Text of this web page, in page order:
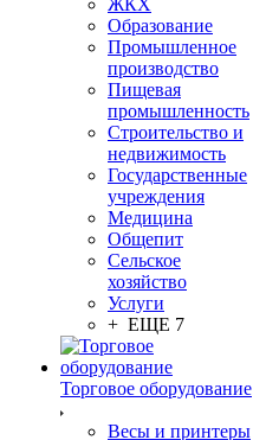
ЖКХ
Образование
Промышленное
производство
Пищевая
промышленность
Строительство и
недвижимость
Государственные
учреждения
Медицина
Общепит
Сельское
хозяйство
Услуги
+ ЕЩЕ 7
Торговое оборудование
Весы и принтеры